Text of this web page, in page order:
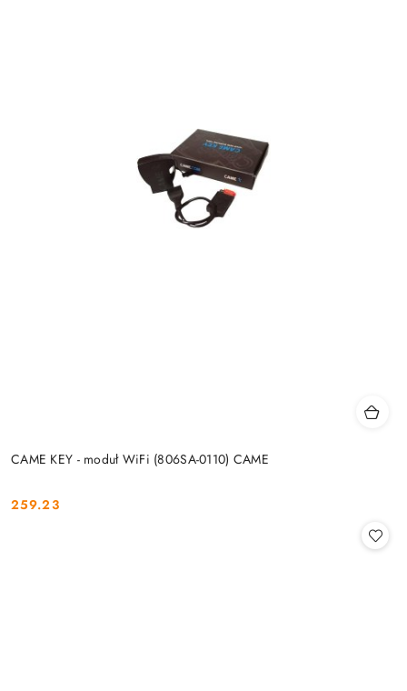
CAME KEY - moduł WiFi (806SA-0110) CAME
Cena:
259.23